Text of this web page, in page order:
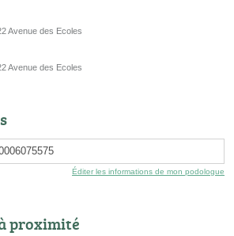
Avenue des Ecoles
Avenue des Ecoles
Éditer les informations de mon podologue
proximité